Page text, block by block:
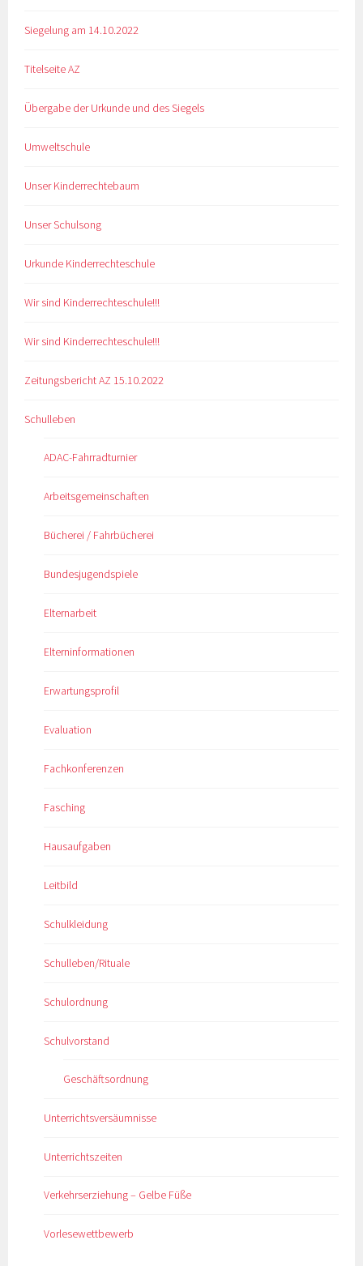
Siegelung am 14.10.2022
Titelseite AZ
Übergabe der Urkunde und des Siegels
Umweltschule
Unser Kinderrechtebaum
Unser Schulsong
Urkunde Kinderrechteschule
Wir sind Kinderrechteschule!!!
Wir sind Kinderrechteschule!!!
Zeitungsbericht AZ 15.10.2022
Schulleben
ADAC-Fahrradturnier
Arbeitsgemeinschaften
Bücherei / Fahrbücherei
Bundesjugendspiele
Elternarbeit
Elterninformationen
Erwartungsprofil
Evaluation
Fachkonferenzen
Fasching
Hausaufgaben
Leitbild
Schulkleidung
Schulleben/Rituale
Schulordnung
Schulvorstand
Geschäftsordnung
Unterrichtsversäumnisse
Unterrichtszeiten
Verkehrserziehung – Gelbe Füße
Vorlesewettbewerb